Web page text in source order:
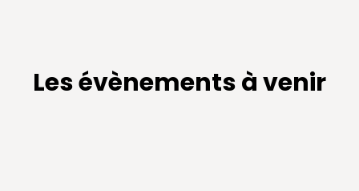
Les évènements à venir